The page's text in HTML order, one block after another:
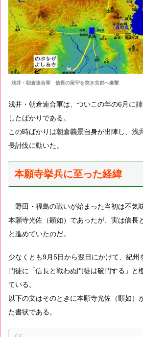
浅井・朝倉連合軍 信長の留守を突き京都へ進撃
浅井・朝倉連合軍は、ついこの年の6月に
したばかりである。
この時ばかりは朝倉義景自身が出陣し、 浅
長討伐に動いた。
本願寺挙兵に至った経緯
野田・福島の戦いが始まった当初は不気
本願寺光佐（顕如）であったが、実は信長
と進めていたのだ。
少なくとも9月5日から翌日にかけて、紀州
門徒に「信長と戦わぬ門徒は破門する」と
ている。
以下の文はそのときに本願寺光佐（顕如）
た書状である。